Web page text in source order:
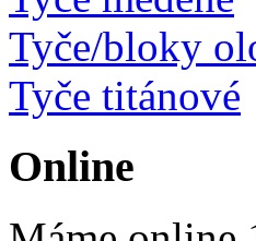
Tyče/bloky
Tyče titánové
Online